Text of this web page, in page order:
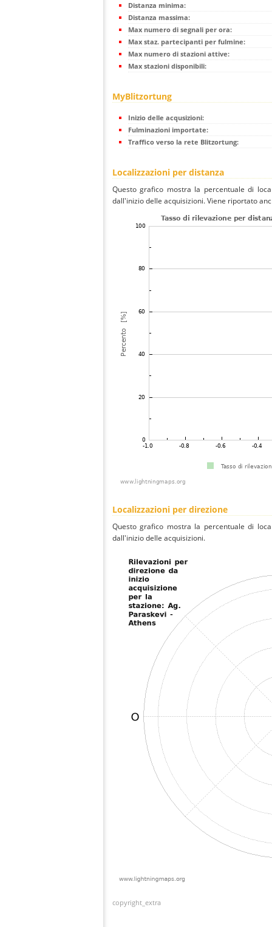
Distanza minima:
Distanza massima:
Max numero di segnali per ora:
Max staz. partecipanti per fulmine:
Max numero di stazioni attive:
Max stazioni disponibili:
MyBlitzortung
Inizio delle acqusizioni:
Fulminazioni importate:
Traffico verso la rete Blitzortung:
Localizzazioni per distanza
Questo grafico mostra la percentuale di
dall'inizio delle acquisizioni. Viene riportato
Localizzazioni per direzione
Questo grafico mostra la percentuale di
dall'inizio delle acquisizioni.
copyright_extra